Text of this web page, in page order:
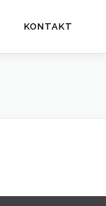
KONTAKT